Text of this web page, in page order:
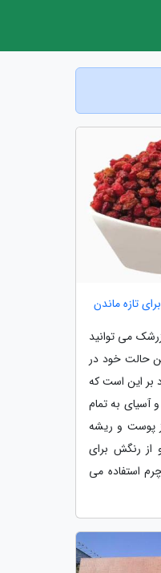
تازه ماندن
می توانید
حالت خود در
بر این است که
و آسیای به تمام
پوست و ریشه
رنگش برای
استفاده می